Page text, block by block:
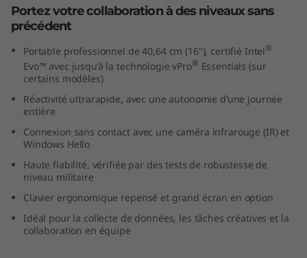
e
Portez votre collaboration à des niveaux sans
précédent
Portable professionnel de 40,64 cm (16"), certifié Intel®
Evo™ avec jusqu’à la technologie vPro® Essentials (sur
certains modèles)
Réactivité ultrarapide, avec une autonomie d’une journée
entière
Connexion sans contact avec une caméra infrarouge (IR) et
Windows Hello
Haute fiabilité, vérifiée par des tests de robustesse de
niveau militaire
Clavier ergonomique repensé et grand écran en option
Idéal pour la collecte de données, les tâches créatives et la
collaboration en équipe